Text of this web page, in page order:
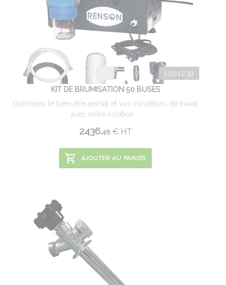
1001239
KIT DE BRUMISATION 50 BUSES
Optimisez le bien-être animal et vos conditions de travail
avec notre solution ...
2436.48 €HT
AJOUTER AU PANIER